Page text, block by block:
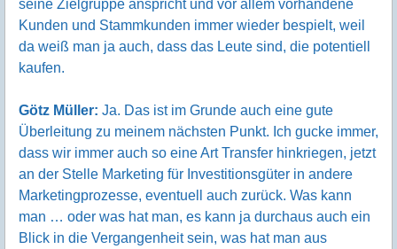
seine Zielgruppe anspricht und vor allem vorhandene
Kunden und Stammkunden immer wieder bespielt, weil
da weiß man ja auch, dass das Leute sind, die potentiell
kaufen.
Götz Müller: Ja. Das ist im Grunde auch eine gute
Überleitung zu meinem nächsten Punkt. Ich gucke immer,
dass wir immer auch so eine Art Transfer hinkriegen, jetzt
an der Stelle Marketing für Investitionsgüter in andere
Marketingprozesse, eventuell auch zurück. Was kann
man … oder was hat man, es kann ja durchaus auch ein
Blick in die Vergangenheit sein, was hat man aus